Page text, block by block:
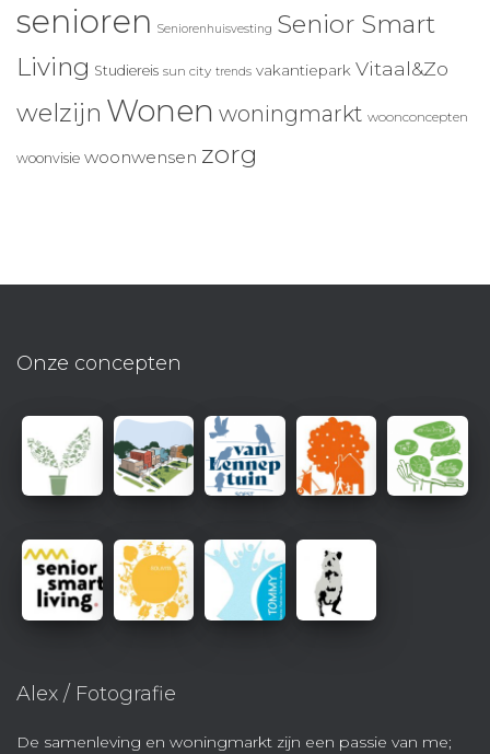
senioren Seniorenhuisvesting Senior Smart
Living Studiereis sun city trends vakantiepark Vitaal&Zo
welzijn Wonen woningmarkt woonconcepten
woonvisie woonwensen zorg
Onze concepten
Alex / Fotografie
De samenleving en woningmarkt zijn een passie van me;